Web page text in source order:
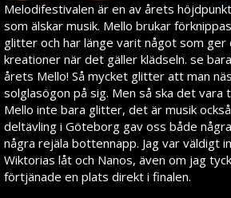
Melodifestivalen är en av årets
som älskar musik. Mello brukar
glitter och har länge varit något som ger
kreationer när det gäller klädseln. se
årets Mello! Så mycket glitter att man
solglasögon på sig. Men så ska det vara
Mello inte bara glitter, det är musik
deltävling i Göteborg gav oss både
några rejäla bottennapp. Jag var väldigt
Wiktorias låt och Nanos, även om jag
förtjänade en plats direkt i finalen.